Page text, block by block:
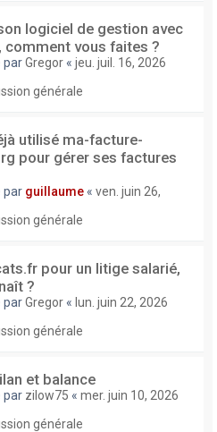
logiciel de gestion avec
comment vous faites ?
parGregor « jeu. juil. 16, 2026
générale
utilisé ma-facture-
pour gérer ses factures
par guillaume « ven. juin 26,
générale
pour un litige salarié,
?
parGregor « lun. juin 22, 2026
générale
et balance
par zilow75 « mer. juin 10, 2026
générale